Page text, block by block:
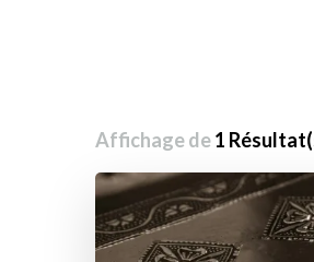
Affichage de1